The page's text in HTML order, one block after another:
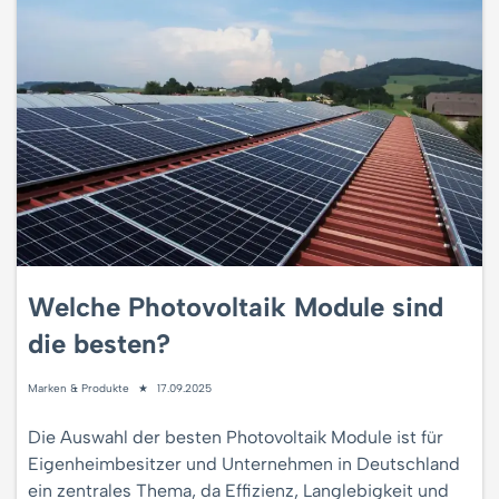
Welche Photovoltaik Module sind
die besten?
Marken & Produkte 17.09.2025
Die Auswahl der besten Photovoltaik Module ist für
Eigenheimbesitzer und Unternehmen in Deutschland
ein zentrales Thema, da Effizienz, Langlebigkeit und